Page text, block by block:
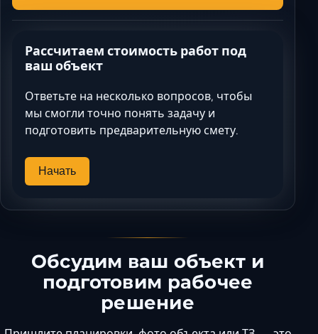
Рассчитаем стоимость работ под
ваш объект
Ответьте на несколько вопросов, чтобы
мы смогли точно понять задачу и
подготовить предварительную смету.
Начать
Обсудим ваш объект и
подготовим рабочее
решение